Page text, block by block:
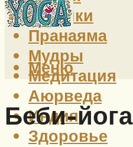
Техники
Пранаяма
Мудры
Медитация
Аюрведа
Индия
Здоровье
Меню
Беби-йога